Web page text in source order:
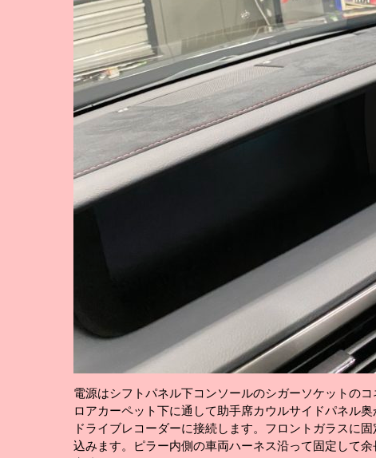
電源はシフトパネル下コンソールのシガーソケットの
ロアカーペット下に通して助手席カウルサイドパネル
ドライブレコーダーに接続します。フロントガラスに
込みます。ピラー内側の車両ハーネス沿って固定して